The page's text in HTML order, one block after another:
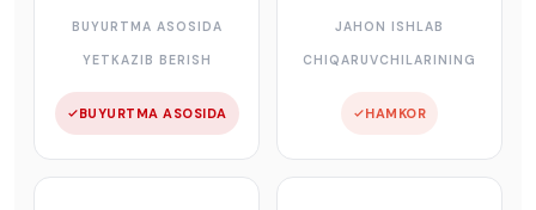
BUYURTMA ASOSIDA
YETKAZIB BERISH
BUYURTMA ASOSIDA
JAHON ISHLAB
CHIQARUVCHILARINING
HAMKOR